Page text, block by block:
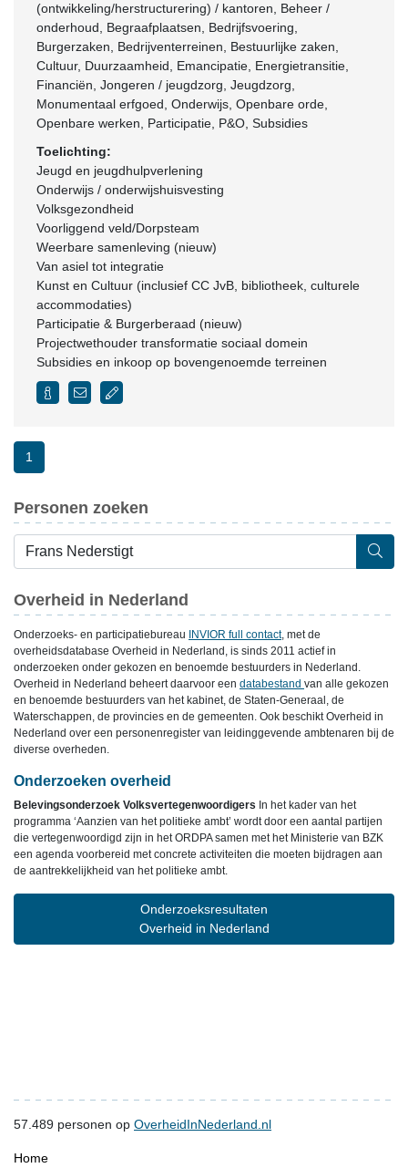
(ontwikkeling/herstructurering) / kantoren, Beheer /
onderhoud, Begraafplaatsen, Bedrijfsvoering,
Burgerzaken, Bedrijventerreinen, Bestuurlijke zaken,
Cultuur, Duurzaamheid, Emancipatie, Energietransitie,
Financiën, Jongeren / jeugdzorg, Jeugdzorg,
Monumentaal erfgoed, Onderwijs, Openbare orde,
Openbare werken, Participatie, P&O, Subsidies
Toelichting:
Jeugd en jeugdhulpverlening
Onderwijs / onderwijshuisvesting
Volksgezondheid
Voorliggend veld/Dorpsteam
Weerbare samenleving (nieuw)
Van asiel tot integratie
Kunst en Cultuur (inclusief CC JvB, bibliotheek, culturele
accommodaties)
Participatie & Burgerberaad (nieuw)
Projectwethouder transformatie sociaal domein
Subsidies en inkoop op bovengenoemde terreinen
1
Personen zoeken
Overheid in Nederland
Onderzoeks- en participatiebureau INVIOR full contact, met de
overheidsdatabase Overheid in Nederland, is sinds 2011 actief in
onderzoeken onder gekozen en benoemde bestuurders in Nederland.
Overheid in Nederland beheert daarvoor een databestand van alle gekozen
en benoemde bestuurders van het kabinet, de Staten-Generaal, de
Waterschappen, de provincies en de gemeenten. Ook beschikt Overheid in
Nederland over een personenregister van leidinggevende ambtenaren bij de
diverse overheden.
Onderzoeken overheid
Belevingsonderzoek Volksvertegenwoordigers In het kader van het
programma ‘Aanzien van het politieke ambt’ wordt door een aantal partijen
die vertegenwoordigd zijn in het ORDPA samen met het Ministerie van BZK
een agenda voorbereid met concrete activiteiten die moeten bijdragen aan
de aantrekkelijkheid van het politieke ambt.
Onderzoeksresultaten
Overheid in Nederland
57.489 personen op OverheidInNederland.nl
Home